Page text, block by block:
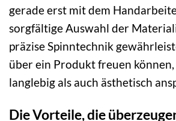
gerade erst mit dem
sorgfältige Auswahl der
präzise Spinntechnik
über ein Produkt freuen können,
langlebig als auch ästhetisch
Die Vorteile, die